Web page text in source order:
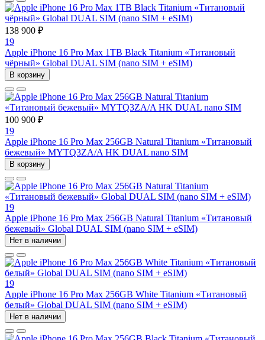
138 900 ₽
19
Apple iPhone 16 Pro Max 1TB Black Titanium «Титановый
чёрный» Global DUAL SIM (nano SIM + eSIM)
В корзину
100 900 ₽
19
Apple iPhone 16 Pro Max 256GB Natural Titanium «Tитановый
бежевый» MYTQ3ZA/A HK DUAL nano SIM
В корзину
19
Apple iPhone 16 Pro Max 256GB Natural Titanium «Tитановый
бежевый» Global DUAL SIM (nano SIM + eSIM)
Нет в наличии
19
Apple iPhone 16 Pro Max 256GB White Titanium «Титановый
белый» Global DUAL SIM (nano SIM + eSIM)
Нет в наличии